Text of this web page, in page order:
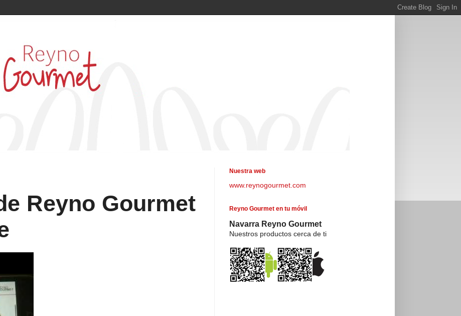
Reyno Gourmet
Nuestra web
www.reynogourmet.com
Reyno Gourmet en tu móvil
Navarra Reyno Gourmet
Nuestros productos cerca de ti